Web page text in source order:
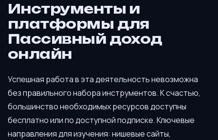
Инструменты и
платформы для
Пассивный доход
онлайн
Успешная работа в эта деятельность невозможна
без правильного набора инструментов. К счастью,
большинство необходимых ресурсов доступны
бесплатно или по доступной подписке. Ключевые
направления для изучения: нишевые сайты,